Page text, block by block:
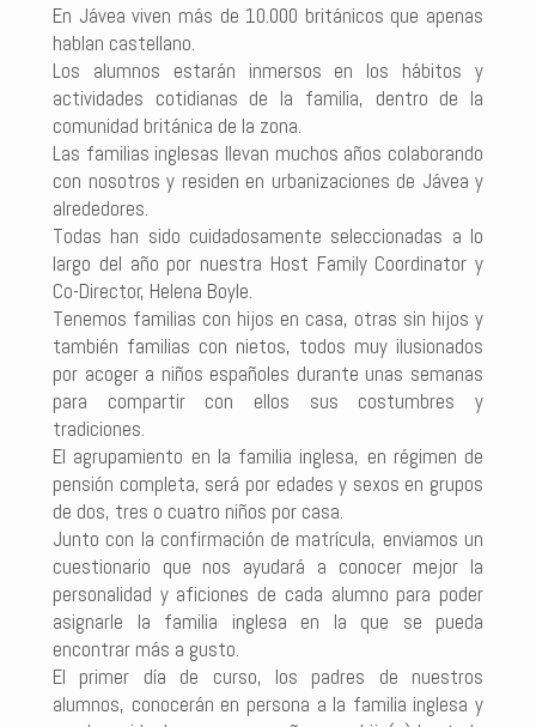
En Jávea viven más de 10.000 británicos que apenas
hablan castellano.
Los alumnos estarán inmersos en los hábitos y
actividades cotidianas de la familia, dentro de la
comunidad británica de la zona.
Las familias inglesas llevan muchos años colaborando
con nosotros y residen en urbanizaciones de Jávea y
alrededores.
Todas han sido cuidadosamente seleccionadas a lo
largo del año por nuestra Host Family Coordinator y
Co-Director, Helena Boyle.
Tenemos familias con hijos en casa, otras sin hijos y
también familias con nietos, todos muy ilusionados
por acoger a niños españoles durante unas semanas
para compartir con ellos sus costumbres y
tradiciones.
El agrupamiento en la familia inglesa, en régimen de
pensión completa, será por edades y sexos en grupos
de dos, tres o cuatro niños por casa.
Junto con la confirmación de matrícula, enviamos un
cuestionario que nos ayudará a conocer mejor la
personalidad y aficiones de cada alumno para poder
asignarle la familia inglesa en la que se pueda
encontrar más a gusto.
El primer día de curso, los padres de nuestros
alumnos, conocerán en persona a la familia inglesa y